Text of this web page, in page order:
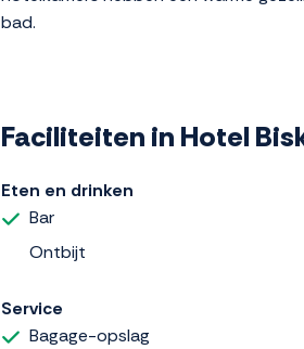
bad.
Faciliteiten in Hotel
Eten en drinken
Bar
Ontbijt
Service
Bagage-opslag